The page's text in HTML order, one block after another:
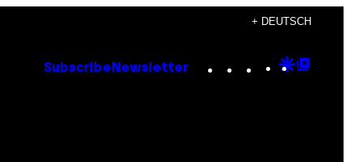
+ DEUTSCH
Subscribe Newsletter Instagram
TikTok
YouTube
Google